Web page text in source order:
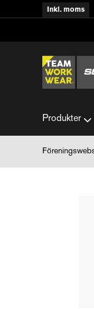
Inkl. moms
Produkter